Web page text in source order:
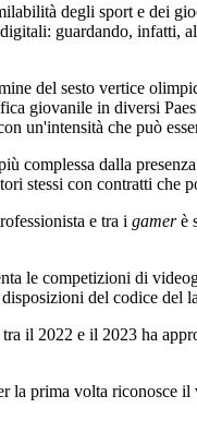
degli sport e dei
guardando,
sesto vertice
giovanile in diversi
un'intensità che può
dalla presenza
stessi con contratti
e tra i gamerè
competizioni di
del codice del
il 2022 e il 2023 ha
prima volta riconosce il